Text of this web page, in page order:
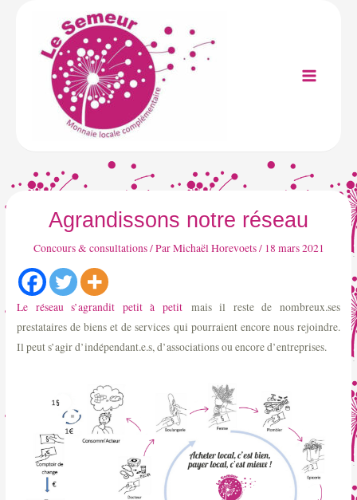
Main
Agrandissons notre réseau
Concours & consultations/ ParMichaël Horevoets/ 18 mars 2021
Le réseau s’agrandit petit à petitmais il reste de nombreux.ses
prestataires de biens et de services qui pourraient encore nous rejoindre.
Il peut s’agir d’indépendant.e.s, d’associations ou encore d’entreprises.